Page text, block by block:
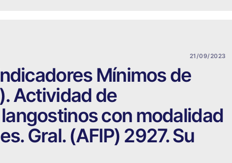
21/09/2023
Mínimos de
Actividad de
con modalidad
Gral. (AFIP) 2927. Su